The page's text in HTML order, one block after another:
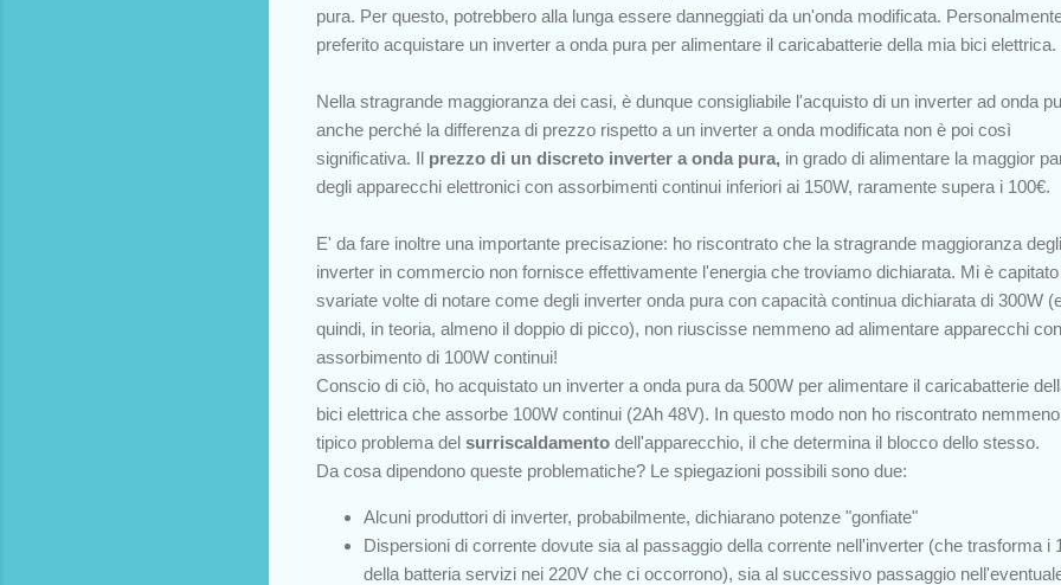
pura. Per questo, potrebbero alla lunga essere danneggiati da un'onda modificata.
preferito acquistare un inverter a onda pura per alimentare il caricabatterie della mia bici elettrica.
Nella stragrande maggioranza dei casi, è dunque consigliabile l'acquisto di un inverter ad onda
anche perché la differenza di prezzo rispetto a un inverter a onda modificata non è poi così
significativa. Il prezzo di un discreto inverter a onda pura, in grado di alimentare la maggior
degli apparecchi elettronici con assorbimenti continui inferiori ai 150W, raramente supera i 100€.
E' da fare inoltre una importante precisazione: ho riscontrato che la stragrande maggioranza degli
inverter in commercio non fornisce effettivamente l'energia che troviamo dichiarata. Mi è capitato
svariate volte di notare come degli inverter onda pura con capacità continua dichiarata di 300W
quindi, in teoria, almeno il doppio di picco), non riuscisse nemmeno ad alimentare apparecchi con
assorbimento di 100W continui!
Conscio di ciò, ho acquistato un inverter a onda pura da 500W per alimentare il caricabatterie
bici elettrica che assorbe 100W continui (2Ah 48V). In questo modo non ho riscontrato
tipico problema del surriscaldamento dell'apparecchio, il che determina il blocco dello stesso.
Da cosa dipendono queste problematiche? Le spiegazioni possibili sono due:
Alcuni produttori di inverter, probabilmente, dichiarano potenze "gonfiate"
Dispersioni di corrente dovute sia al passaggio della corrente nell'inverter (che trasforma i
della batteria servizi nei 220V che ci occorrono), sia al successivo passaggio